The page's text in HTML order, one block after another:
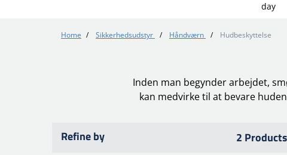
day
Home / Sikkerhedsudstyr / Håndværn / Hudbeskyttelse
Inden man begynder arbejdet,
kan medvirke til at bevare
Refine by 2 Products